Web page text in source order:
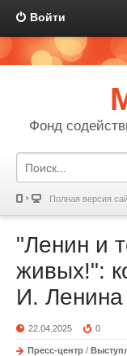
Войти
Фонд
Полная версия
"Ленин и
живых!":
И. Ленина
22.04.2025 0
Пресс-центр /